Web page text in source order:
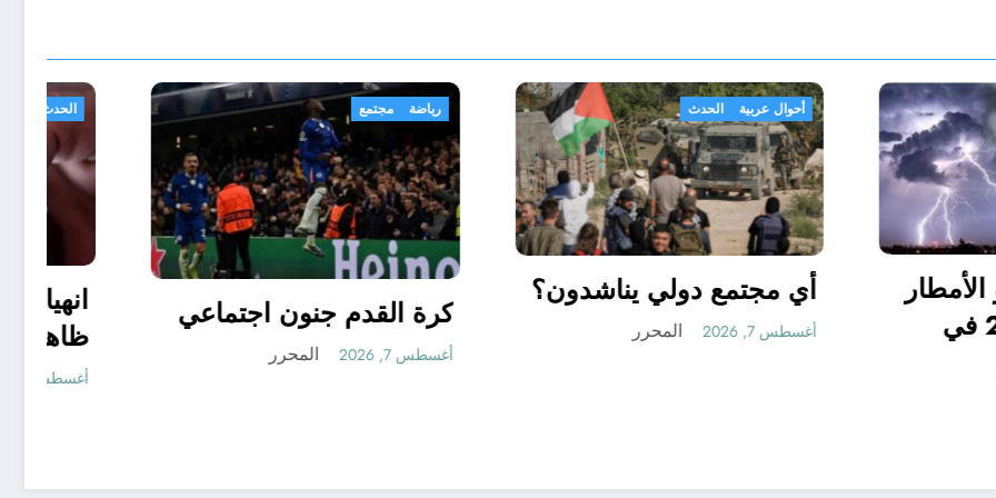
رياضة مجتمع
كرة القدم جنون اجتماعي
أغسطس 7, 2026
أحوال عربية الحدث
أي مجتمع دولي يناشدون؟
أغسطس 7, 2026
و الأمطار